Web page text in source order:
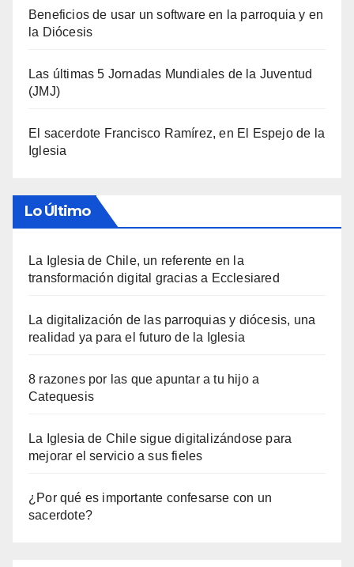
Beneficios de usar un software en la parroquia y en
la Diócesis
Las últimas 5 Jornadas Mundiales de la Juventud
(JMJ)
El sacerdote Francisco Ramírez, en El Espejo de la
Iglesia
Lo Último
La Iglesia de Chile, un referente en la
transformación digital gracias a Ecclesiared
La digitalización de las parroquias y diócesis, una
realidad ya para el futuro de la Iglesia
8 razones por las que apuntar a tu hijo a
Catequesis
La Iglesia de Chile sigue digitalizándose para
mejorar el servicio a sus fieles
¿Por qué es importante confesarse con un
sacerdote?